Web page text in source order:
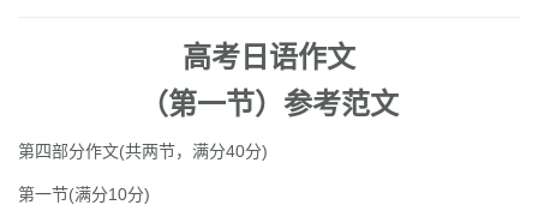
高考日语作文
（第一节）参考范文
第四部分作文(共两节，满分40分)
第一节(满分10分)